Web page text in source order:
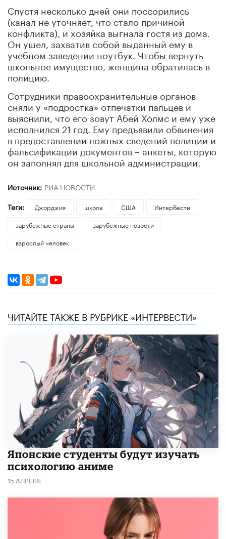
Спустя несколько дней они поссорились
(канал не уточняет, что стало причиной
конфликта), и хозяйка выгнала гостя из дома.
Он ушел, захватив собой выданный ему в
учебном заведении ноутбук. Чтобы вернуть
школьное имущество, женщина обратилась в
полицию.
Сотрудники правоохранительные органов
сняли у «подростка» отпечатки пальцев и
выяснили, что его зовут Абей Холмс и ему уже
исполнился 21 год. Ему предъявили обвинения
в предоставлении ложных сведений полиции и
фальсификации документов – анкеты, которую
он заполнял для школьной администрации.
Источник: РИА НОВОСТИ
Теги:
Джорджия школа США
ИнтерВести
зарубежные страны
зарубежные новости
взрослый человек
ЧИТАЙТЕ ТАКЖЕ В РУБРИКЕ «ИНТЕРВЕСТИ»
Японские студенты будут изучать
психологию аниме
15 АПРЕЛЯ